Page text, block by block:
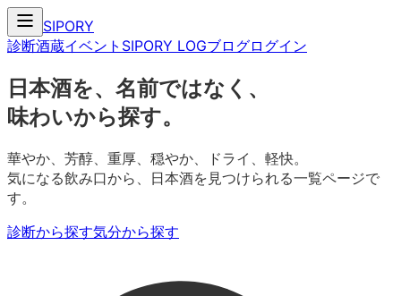
SIPORY
診断酒蔵イベント SIPORY LOGブログログイン
日本酒を、名前ではなく、
味わいから探す。
華やか、芳醇、重厚、穏やか、ドライ、軽快。
気になる飲み口から、日本酒を見つけられる一覧ページで
す。
診断から探す気分から探す